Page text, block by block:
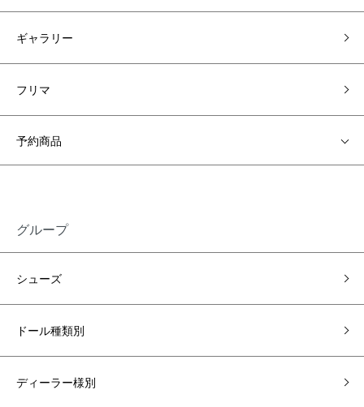
ギャラリー
フリマ
予約商品
グループ
シューズ
ドール種類別
ディーラー様別